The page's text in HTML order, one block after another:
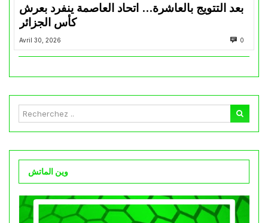
بعد التتويج بالعاشرة… اتحاد العاصمة ينفرد بعرش
كأس الجزائر
Avril 30, 2026 0
وين الماتش